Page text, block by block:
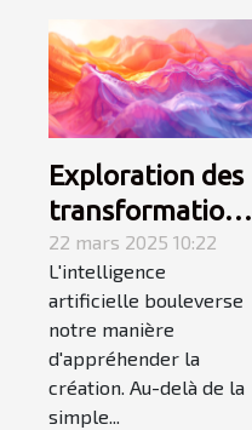
Exploration des
transformations
créatives à
travers
l'intelligence
artificielle
22 mars 2025 10:22
L'intelligence
artificielle bouleverse
notre manière
d'appréhender la
création. Au-delà de la
simple...